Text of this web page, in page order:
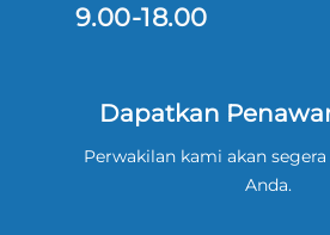
9.00-18.00
Dapatkan
Perwakilan kami akan
Anda.